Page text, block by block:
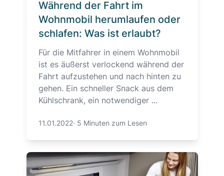
Während der Fahrt im
Wohnmobil herumlaufen oder
schlafen: Was ist erlaubt?
Für die Mitfahrer in einem Wohnmobil
ist es äußerst verlockend während der
Fahrt aufzustehen und nach hinten zu
gehen. Ein schneller Snack aus dem
Kühlschrank, ein notwendiger ...
11.01.2022· 5 Minuten zum Lesen